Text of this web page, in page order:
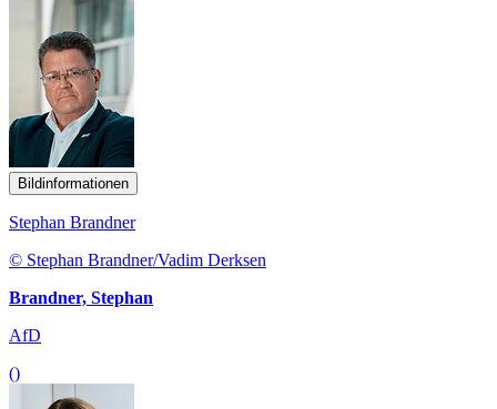
Bildinformationen
Stephan Brandner
© Stephan Brandner/Vadim Derksen
Brandner, Stephan
AfD
()